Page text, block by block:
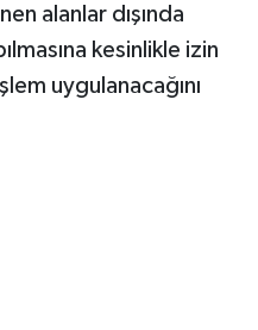
alanlar dışında
kesinlikle izin
uygulanacağını